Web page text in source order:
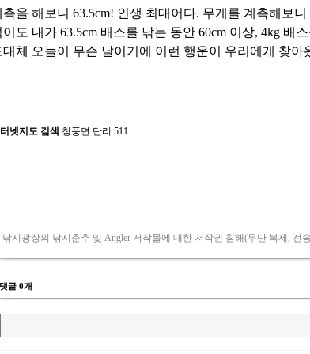
시광장의 낚시춘추 및 Angler 저작물에 대한 저작권 침해(무단 복제, 전
댓글 0개